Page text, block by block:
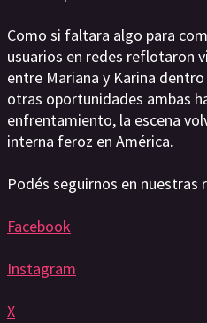
Como si faltara algo para
usuarios en redes reflotaron
entre Mariana y Karina dentro
otras oportunidades ambas
enfrentamiento, la escena
interna feroz en América.
Podés seguirnos en nuestras
Facebook
Instagram
X